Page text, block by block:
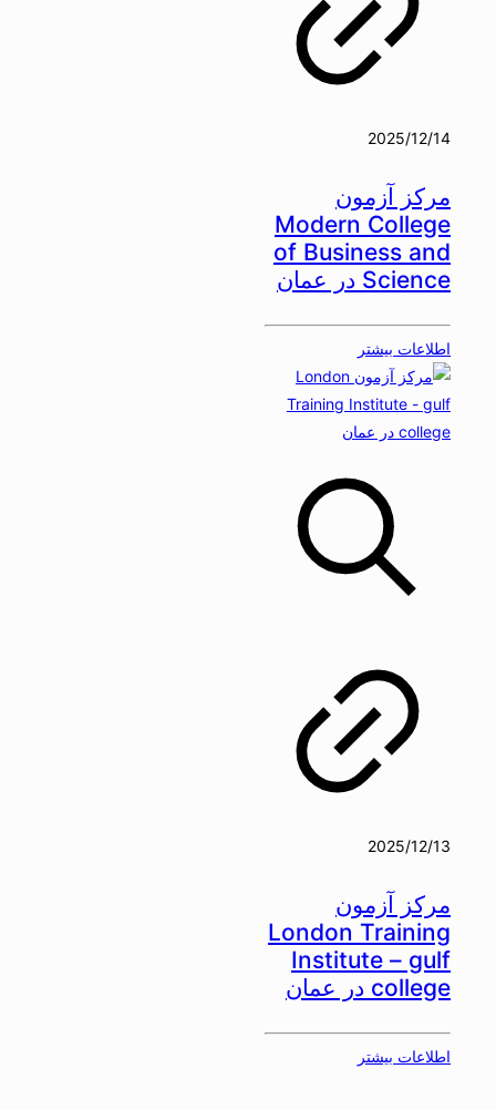
2025/12/14
مرکز آزمون
Modern College
of Business and
Science در عمان
اطلاعات بیشتر
2025/12/13
مرکز آزمون
London Training
Institute – gulf
college در عمان
اطلاعات بیشتر